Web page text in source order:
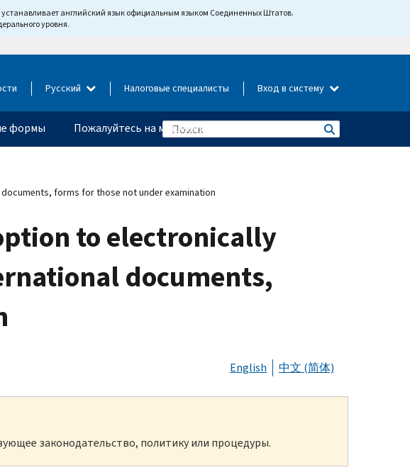
английский язык официальным языком Соединенных Штатов.
уровня.
Русский Налоговые специалисты Вход в систему
формы Пожалуйтесь на мошенничество
forms for those not under examination
to electronically
documents,
English 中文 (简体)
законодательство, политику или процедуры.